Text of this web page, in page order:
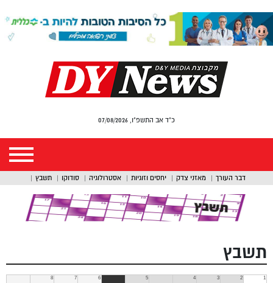
כ"ד אב התשפ"ו, 07/08/2026
דבר העורך מאזני צדק יחסים וזוגיות אסטרולוגיה סודוקו תשבץ
תשבץ
1
2
3
4
5
6
7
8